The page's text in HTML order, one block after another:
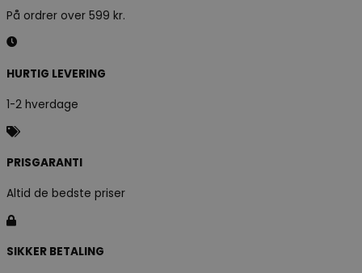
På ordrer over 599 kr.
HURTIG LEVERING
1-2 hverdage
PRISGARANTI
Altid de bedste priser
SIKKER BETALING